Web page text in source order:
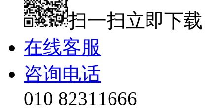
扫一扫立即下载
在线客服
咨询电话
010 82311666